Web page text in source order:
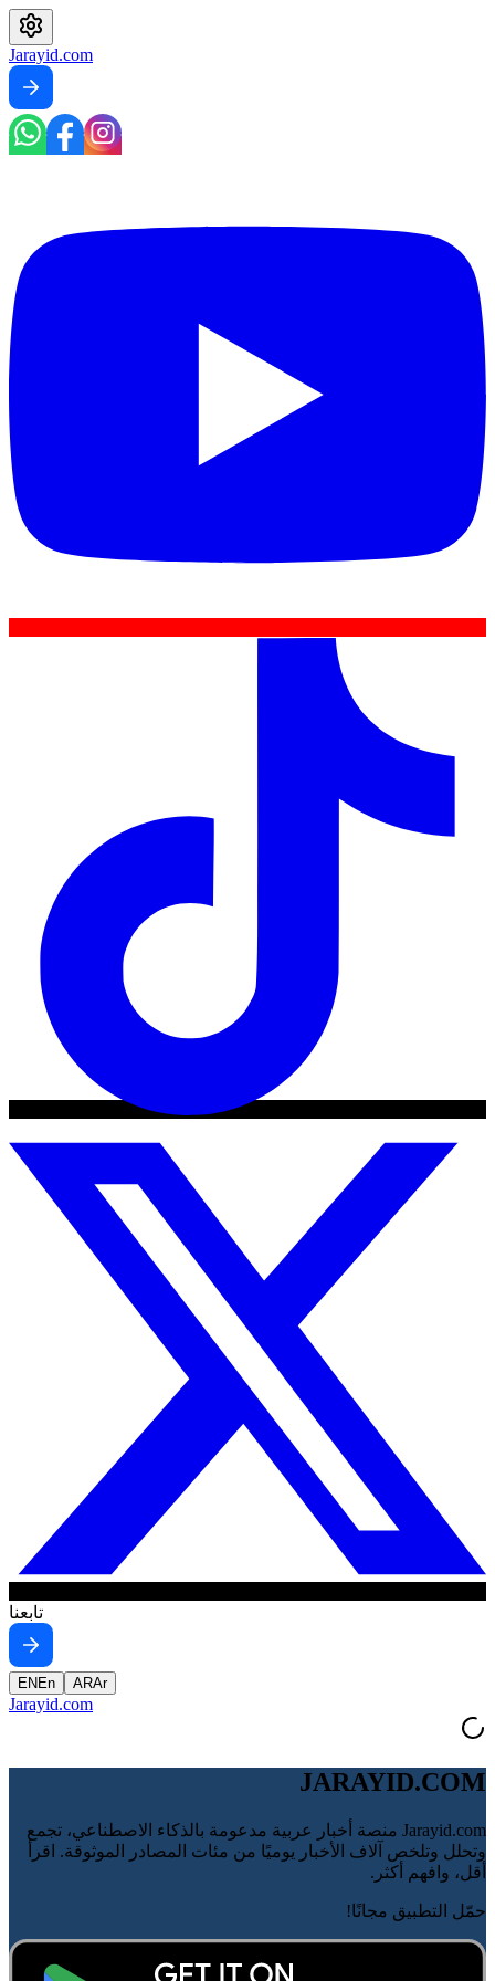
Jarayid.com
تابعنا
EN En ARAr
Jarayid.com
JARAYID.COM
Jarayid.com منصة أخبار عربية مدعومة بالذكاء الاصطناعي، تجمع
وتحلل وتلخص آلاف الأخبار يوميًا من مئات المصادر الموثوقة. اقرأ
أقل، وافهم أكثر.
حمّل التطبيق مجانًا!